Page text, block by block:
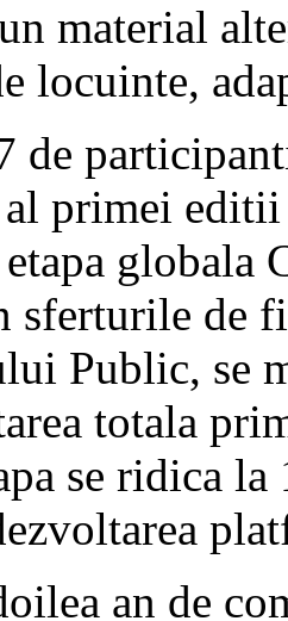
material
locuinte,
de
primei
globala
sferturile de
Public, se
totala
se ridica
an de